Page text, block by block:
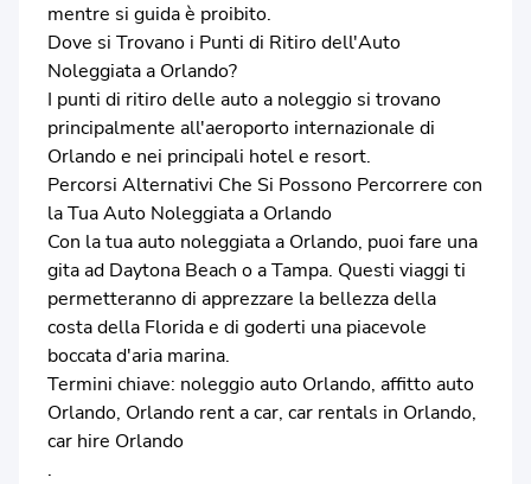
mentre si guida è proibito.
Dove si Trovano i Punti di Ritiro dell'Auto
Noleggiata a Orlando?
I punti di ritiro delle auto a noleggio si trovano
principalmente all'aeroporto internazionale di
Orlando e nei principali hotel e resort.
Percorsi Alternativi Che Si Possono Percorrere con
la Tua Auto Noleggiata a Orlando
Con la tua auto noleggiata a Orlando, puoi fare una
gita ad Daytona Beach o a Tampa. Questi viaggi ti
permetteranno di apprezzare la bellezza della
costa della Florida e di goderti una piacevole
boccata d'aria marina.
Termini chiave: noleggio auto Orlando, affitto auto
Orlando, Orlando rent a car, car rentals in Orlando,
car hire Orlando
.